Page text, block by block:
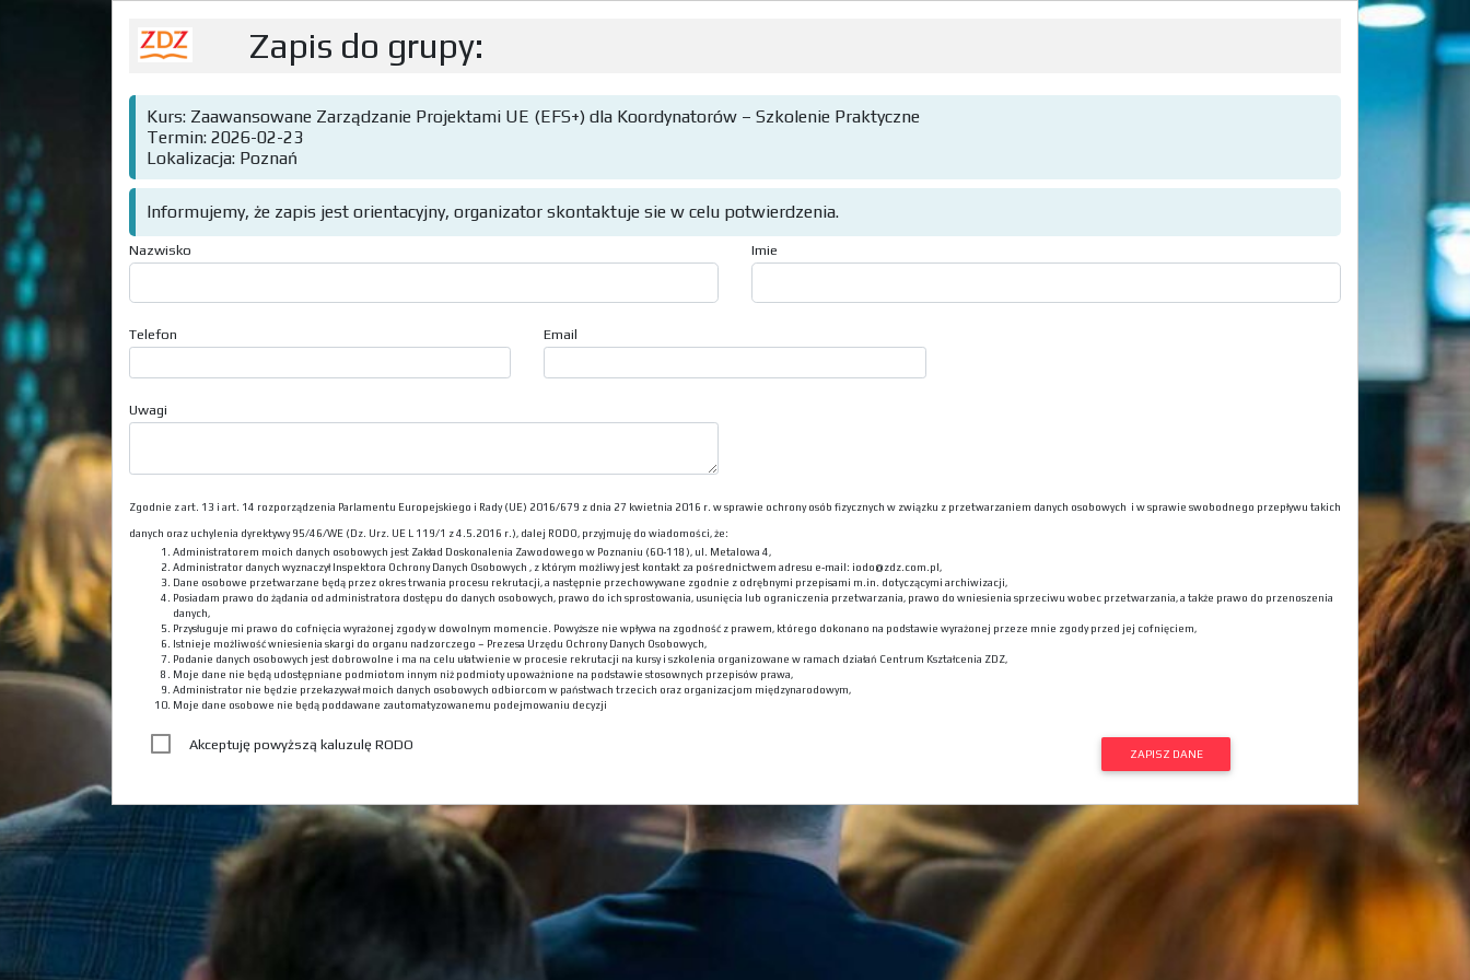
Zapis do grupy:
Kurs: Zaawansowane Zarządzanie Projektami UE (EFS+) dla Koordynatorów – Szkolenie Praktyczne
Termin: 2026-02-23
Lokalizacja: Poznań
Informujemy, że zapis jest orientacyjny, organizator skontaktuje sie w celu potwierdzenia.
Nazwisko Imie
Telefon Email
Uwagi
Zgodnie z art. 13 i art. 14 rozporządzenia Parlamentu Europejskiego i Rady (UE) 2016/679 z dnia 27 kwietnia 2016 r. w sprawie ochrony osób fizycznych w związku z przetwarzaniem danych osobowych i w sprawie swobodnego przepływu takich
danych oraz uchylenia dyrektywy 95/46/WE (Dz. Urz. UE L 119/1 z 4.5.2016 r.), dalej RODO, przyjmuję do wiadomości, że:
Administratorem moich danych osobowych jest Zakład Doskonalenia Zawodowego w Poznaniu (60-118), ul. Metalowa 4,
Administrator danych wyznaczył Inspektora Ochrony Danych Osobowych , z którym możliwy jest kontakt za pośrednictwem adresu e-mail: iodo@zdz.com.pl,
Dane osobowe przetwarzane będą przez okres trwania procesu rekrutacji, a następnie przechowywane zgodnie z odrębnymi przepisami m.in. dotyczącymi archiwizacji,
Posiadam prawo do żądania od administratora dostępu do danych osobowych, prawo do ich sprostowania, usunięcia lub ograniczenia przetwarzania, prawo do wniesienia sprzeciwu wobec przetwarzania, a także prawo do przenoszenia
danych,
Przysługuje mi prawo do cofnięcia wyrażonej zgody w dowolnym momencie. Powyższe nie wpływa na zgodność z prawem, którego dokonano na podstawie wyrażonej przeze mnie zgody przed jej cofnięciem,
Istnieje możliwość wniesienia skargi do organu nadzorczego – Prezesa Urzędu Ochrony Danych Osobowych,
Podanie danych osobowych jest dobrowolne i ma na celu ułatwienie w procesie rekrutacji na kursy i szkolenia organizowane w ramach działań Centrum Kształcenia ZDZ,
Moje dane nie będą udostępniane podmiotom innym niż podmioty upoważnione na podstawie stosownych przepisów prawa,
Administrator nie będzie przekazywał moich danych osobowych odbiorcom w państwach trzecich oraz organizacjom międzynarodowym,
Moje dane osobowe nie będą poddawane zautomatyzowanemu podejmowaniu decyzji
Akceptuję powyższą kaluzulę RODO
ZAPISZ DANE